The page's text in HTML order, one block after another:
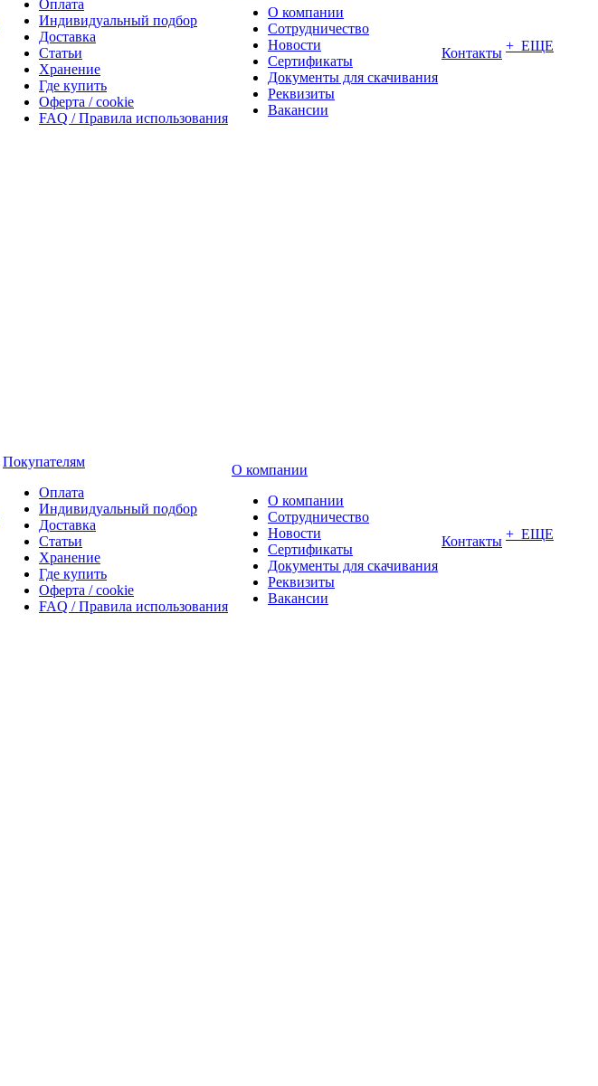
Оплата
Индивидуальный подбор
Доставка
Статьи
Хранение
Где купить
Оферта / cookie
FAQ / Правила использования
О компании
Сотрудничество
Новости
Сертификаты
Документы для скачивания
Реквизиты
Вакансии
Контакты + ЕЩЕ
Покупателям
Оплата
Индивидуальный подбор
Доставка
Статьи
Хранение
Где купить
Оферта / cookie
FAQ / Правила использования
О компании
О компании
Сотрудничество
Новости
Сертификаты
Документы для скачивания
Реквизиты
Вакансии
Контакты + ЕЩЕ